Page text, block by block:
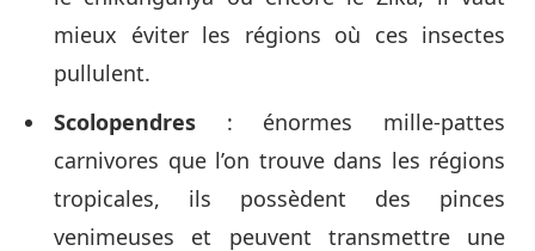
mieux éviter les régions où ces insectes
pullulent.
Scolopendres : énormes mille-pattes
carnivores que l’on trouve dans les régions
tropicales, ils possèdent des pinces
venimeuses et peuvent transmettre une